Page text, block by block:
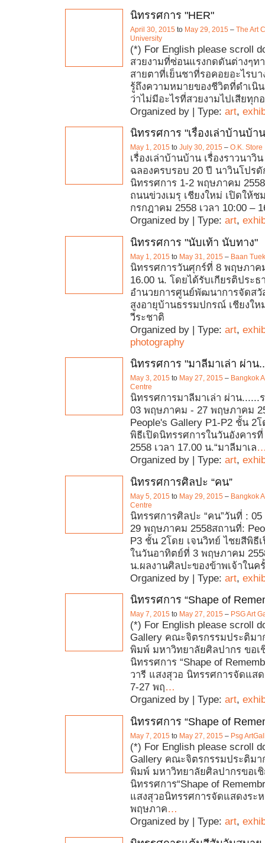
นิทรรศการ "HER"
April 30, 2015 to May 29, 2015 – The Art
University
(*) For English please scroll
สวยงามที่ซ่อนแรงกดดันต่างๆท
สายตาที่เย็นชาที่รอคอยอะไรบา
รู้ถึงความหมายของชีวิตที่ดำเนิ
ว่าไม่มีอะไรที่สวยงามไปเสียทุก
Organized by | Type: art,
นิทรรศการ "เรื่องเล่าบ้านบ้า
May 1, 2015 to July 30, 2015 – O.K. Store
เรื่องเล่าบ้านบ้าน เรื่องราวนาวิ
ฉลองครบรอบ 20 ปี นาวินโปร
นิทรรศการ 1-2 พฤษภาคม
ถนนข่วงเมรุ เชียงใหม่ เปิดให้ช
กรกฎาคม 2558 เวลา 10:00 –
Organized by | Type: art,
นิทรรศการ "นับเท้า นับทาง"
May 1, 2015 to May 31, 2015 – Baan
นิทรรศการวันศุกร์ที่ 8 พฤษภาค
16.00 น. โดยได้รับเกียรติประ
อำนวยการศูนย์พัฒนาการจัดสวั
สูงอายุบ้านธรรมปกรณ์ เชียงใ
วีระชาติ
Organized by | Type: art,
photography
นิทรรศการ "มาลีมาเล่า ผ่าน
May 3, 2015 to May 27, 2015 – Bangkok
Centre
นิทรรศการมาลีมาเล่า ผ่าน......
03 พฤษภาคม - 27 พฤษภาคม
People's Gallery P1-P2 ชั้น 2
พิธีเปิดนิทรรศการในวันอังคาร
2558 เวลา 17.00 น.“มาลีมาเล
Organized by | Type: art,
นิทรรศการศิลปะ “คน”
May 5, 2015 to May 29, 2015 – Bangkok
Centre
นิทรรศการศิลปะ “คน”วันที่ :
29 พฤษภาคม 2558สถานที่:
P3 ชั้น 2โดย เจนวิทย์ ไชยสีพิธี
ในวันอาทิตย์ที่ 3 พฤษภาคม
น.ผลงานศิลปะของข้าพเจ้าในค
Organized by | Type: art,
นิทรรศการ “Shape of
May 7, 2015 to May 27, 2015 – PSG Art
(*) For English please scroll
Gallery คณะจิตรกรรมประติม
พิมพ์ มหาวิทยาลัยศิลปากร ขอ
นิทรรศการ “Shape of
วารี แสงสุวอ นิทรรศการจัดแส
7-27 พฤ…
Organized by | Type: art,
นิทรรศการ “Shape of
May 7, 2015 to May 27, 2015 – Psg
(*) For English please scroll
Gallery คณะจิตรกรรมประติม
พิมพ์ มหาวิทยาลัยศิลปากรขอเ
นิทรรศการ“Shape of
แสงสุวอนิทรรศการจัดแสดงระ
พฤษภาค…
Organized by | Type: art,